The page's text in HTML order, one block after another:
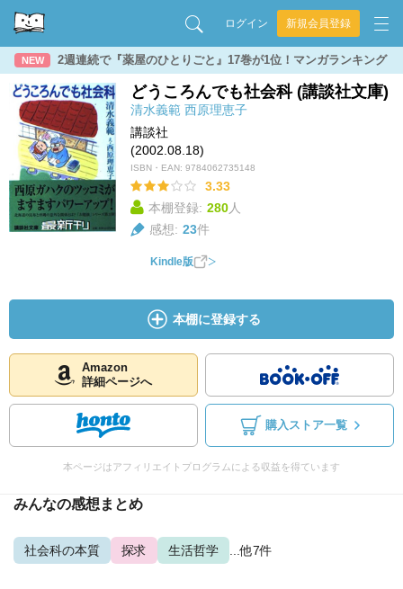
ログイン 新規会員登録
NEW 2週連続で『薬屋のひとりごと』17巻が1位！マンガランキング
どうころんでも社会科 (講談社文庫)
清水義範 西原理恵子
講談社
(2002.08.18)
ISBN・EAN: 9784062735148
3.33
本棚登録: 280人
感想: 23件
Kindle版
本棚に登録する
Amazon
詳細ページへ
購入ストア一覧
本ページはアフィリエイトプログラムによる収益を得ています
みんなの感想まとめ
社会科の本質 探求 生活哲学 ...他7件